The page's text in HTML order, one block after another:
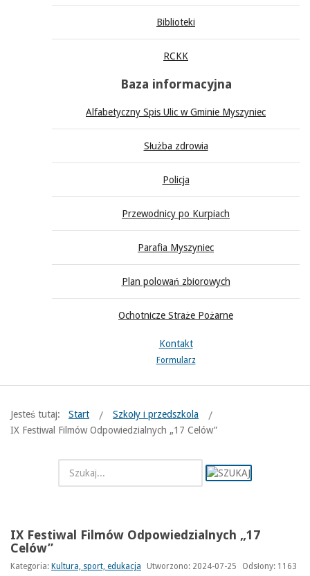
Biblioteki
RCKK
Baza informacyjna
Alfabetyczny Spis Ulic w Gminie Myszyniec
Służba zdrowia
Policja
Przewodnicy po Kurpiach
Parafia Myszyniec
Plan polowań zbiorowych
Ochotnicze Straże Pożarne
Kontakt
Formularz
Jesteś tutaj: Start
Szkoły i przedszkola
IX Festiwal Filmów Odpowiedzialnych „17 Celów”
IX Festiwal Filmów Odpowiedzialnych „17
Celów”
Kategoria: Kultura, sport, edukacja Utworzono: 2024-07-25 Odsłony: 1163